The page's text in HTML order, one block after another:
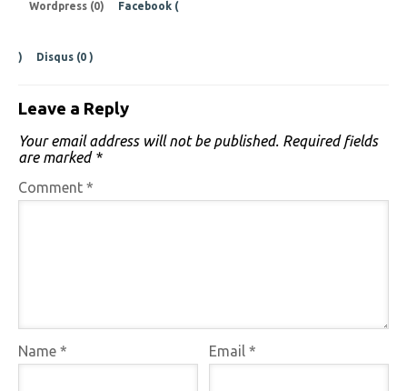
Wordpress (0) Facebook (
) Disqus (0 )
Leave a Reply
Your email address will not be published. Required fields
are marked *
Comment *
Name * Email*